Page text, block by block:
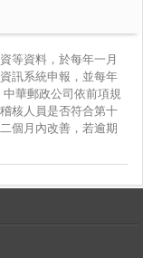
等資料，於每年一月
訊系統申報，並每年
華郵政公司依前項規
核人員是否符合第十
個月內改善，若逾期